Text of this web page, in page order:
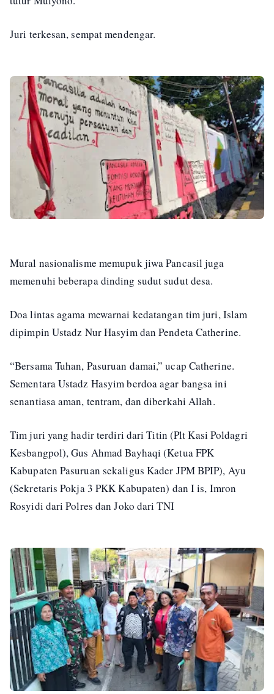
Juri terkesan, sempat mendengar.
Mural nasionalisme memupuk jiwa Pancasil juga
memenuhi beberapa dinding sudut sudut desa.
Doa lintas agama mewarnai kedatangan tim juri, Islam
dipimpin Ustadz Nur Hasyim dan Pendeta Catherine.
“Bersama Tuhan, Pasuruan damai,” ucap Catherine.
Sementara Ustadz Hasyim berdoa agar bangsa ini
senantiasa aman, tentram, dan diberkahi Allah.
Tim juri yang hadir terdiri dari Titin (Plt Kasi Poldagri
Kesbangpol), Gus Ahmad Bayhaqi (Ketua FPK
Kabupaten Pasuruan sekaligus Kader JPM BPIP), Ayu
(Sekretaris Pokja 3 PKK Kabupaten) dan I is, Imron
Rosyidi dari Polres dan Joko dari TNI